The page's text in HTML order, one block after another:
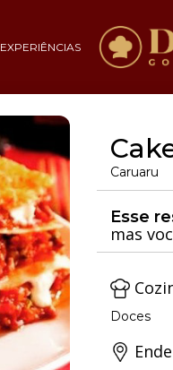
EXPERIÊNCIAS
Caruaru
Esse
mas
Doces